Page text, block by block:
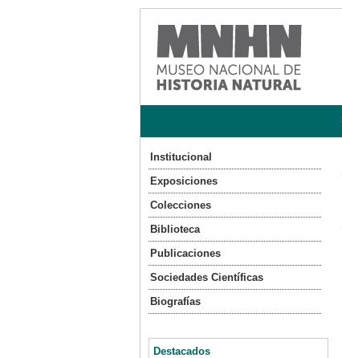
Institucional
Exposiciones
Colecciones
Biblioteca
Publicaciones
Sociedades Científicas
Biografías
Destacados